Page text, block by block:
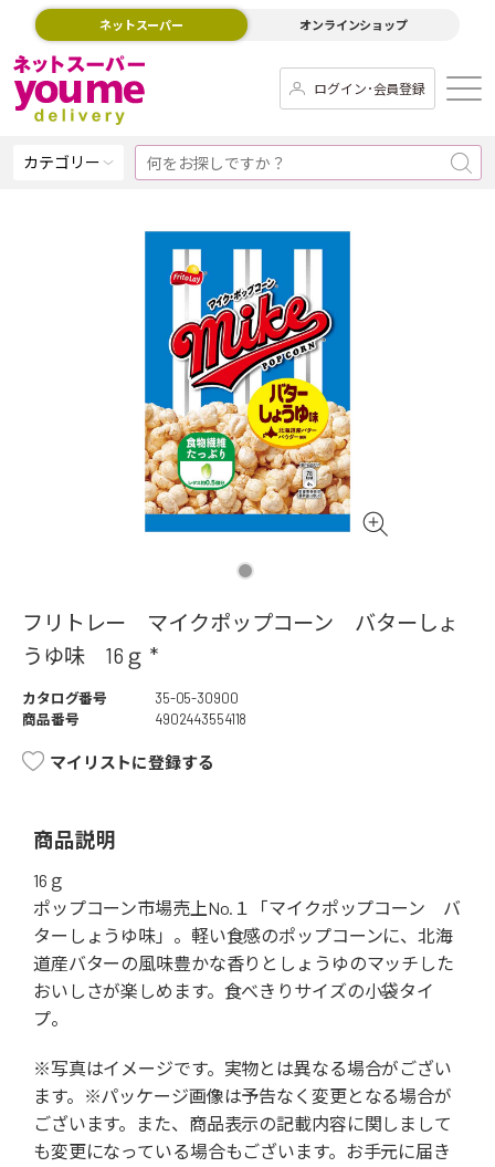
ネットスーパー オンラインショップ
ログイン･会員登録
カテゴリー
フリトレー マイクポップコーン バターしょ
うゆ味 16ｇ *
カタログ番号
35-05-30900
商品番号
4902443554118
マイリストに登録する
商品説明
16ｇ
ポップコーン市場売上No.１「マイクポップコーン バ
ターしょうゆ味」。軽い食感のポップコーンに、北海
道産バターの風味豊かな香りとしょうゆのマッチした
おいしさが楽しめます。食べきりサイズの小袋タイ
プ。
※写真はイメージです。実物とは異なる場合がござい
ます。※パッケージ画像は予告なく変更となる場合が
ございます。また、商品表示の記載内容に関しまして
も変更になっている場合もございます。お手元に届き